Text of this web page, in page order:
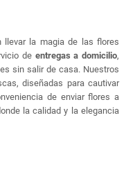
llevar la magia de las flores
de entregas a domicilio,
sin salir de casa. Nuestros
diseñadas para cautivar
de enviar flores a
la calidad y la elegancia